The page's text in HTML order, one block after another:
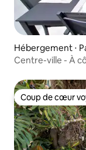
Hébergement ⋅
Centre-ville - À
Coup de cœur
Coup de cœur